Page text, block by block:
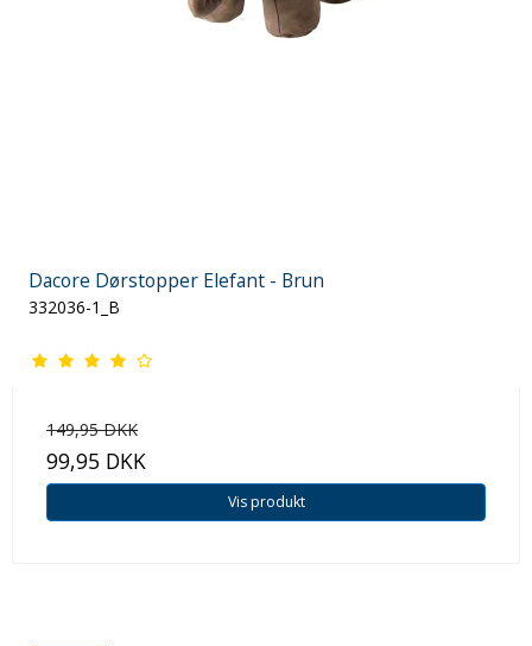
Dacore Dørstopper Elefant - Brun
332036-1_B
149,95 DKK
99,95 DKK
Vis produkt